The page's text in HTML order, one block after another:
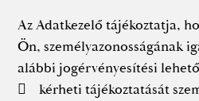
Az Adatkezelő tájékoztatja,
Ön, személyazonosságának
alábbi jogérvényesítési
 kérheti tájékoztatását